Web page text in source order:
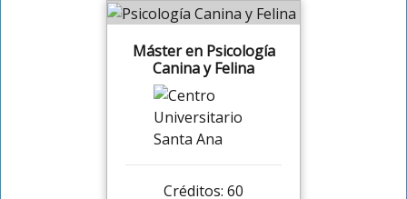
Máster en Psicología
Canina y Felina
Créditos: 60